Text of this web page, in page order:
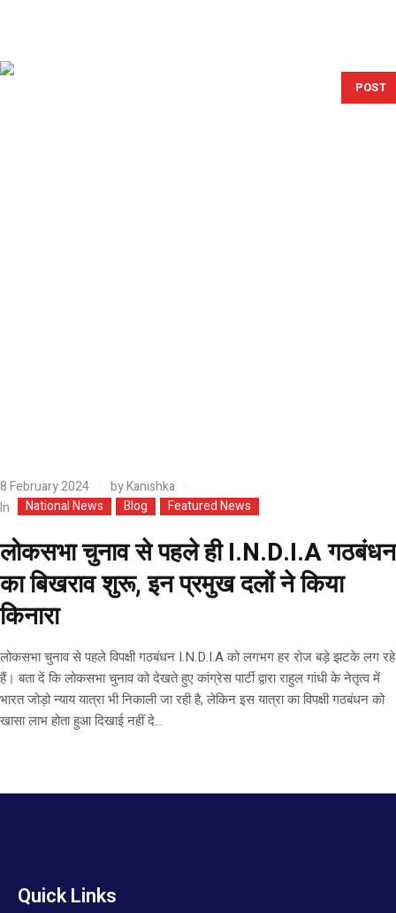
POST
8 February 2024 byKanishka
In
National News Blog Featured News
लोकसभा चुनाव से पहले ही I.N.D.I.A गठबंधन
का बिखराव शुरू, इन प्रमुख दलों ने किया
किनारा
लोकसभा चुनाव से पहले विपक्षी गठबंधन I.N.D.I.A को लगभग हर रोज बड़े झटके लग रहे
हैं। बता दें कि लोकसभा चुनाव को देखते हुए कांग्रेस पार्टी द्वारा राहुल गांधी के नेतृत्व में
भारत जोड़ो न्याय यात्रा भी निकाली जा रही है, लेकिन इस यात्रा का विपक्षी गठबंधन को
खासा लाभ होता हुआ दिखाई नहीं दे...
Quick Links